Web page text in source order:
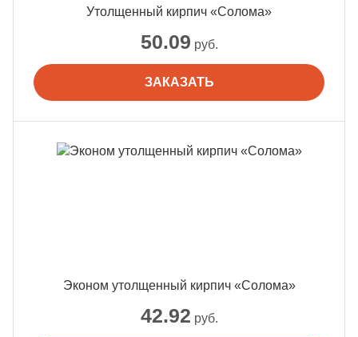
50.09 руб.
ЗАКАЗАТЬ
Утолщенный кирпич «Солома»
42.92 руб.
Эконом утолщенный кирпич «Солома»